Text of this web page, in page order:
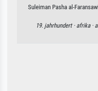
Suleiman Pasha al-
19. jahrhundert · afrika ·